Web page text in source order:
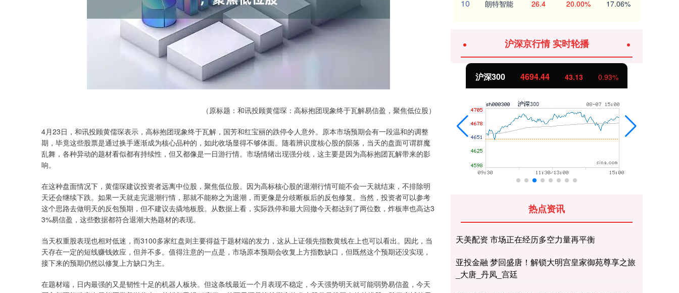
（原标题：和讯投顾黄儒琛：高标抱团现象终于瓦解易信盈，聚焦低位股）
4月23日，和讯投顾黄儒琛表示，高标抱团现象终于瓦解，国芳和红宝丽的跌停令人意外。原本市场预期会有一段温和的调整
期，毕竟这些股票是通过换手逐渐成为核心品种的，如此收场显得不够体面。随着辨识度核心股的陨落，当天的盘面可谓群魔
乱舞，各种异动的题材看似都有持续性，但又都像是一日游行情。市场情绪出现强分歧，这主要是因为高标抱团瓦解带来的影
响。
在这种盘面情况下，黄儒琛建议投资者远离中位股，聚焦低位股。因为高标核心股的退潮行情可能不会一天就结束，不排除明
天还会继续下跌。如果一天就走完退潮行情，那就不能称之为退潮，而更像是分歧断板后的反包修复。当然，投资者可以参考
这个思路去做明天的反包预期，但不建议去撬地板股。从数据上看，实际跌停和最大回撤今天都达到了两位数，炸板率也高达3
3%易信盈，这些数据都符合退潮大热题材的表现。
当天权重股表现也相对低迷，而3100多家红盘则主要得益于题材端的发力，这从上证领先指数黄线在上也可以看出。因此，当
天存在一定的短线赚钱效应，但并不多。值得注意的一点是，市场原本预期会收复上方指数缺口，但既然这个预期还没实现，
接下来的预期仍然以修复上方缺口为主。
在题材端，日内最强的又是韧性十足的机器人板块。但这条线最近一个月表现不稳定，今天强势明天就可能弱势易信盈，今天
10 朗特智能 26.4 20.00% 17.06%
沪深京行情 实时轮播
200.89 1.42% 北证50 1134.24 11.37 1.01%
热点资讯
天美配资 市场正在经历多空力量再平衡
亚投金融 梦回盛唐！解锁大明宫皇家御苑尊享之旅
_大唐_丹凤_宫廷